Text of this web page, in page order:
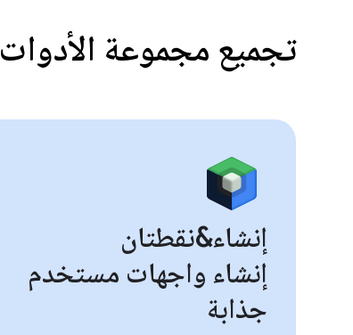
تجميع مجموعة الأدوات
إنشاء&نقطتان
إنشاء واجهات مستخدم
جذابة